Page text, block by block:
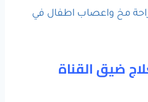
مخ واعصاب اطفال في
ضيق القناة